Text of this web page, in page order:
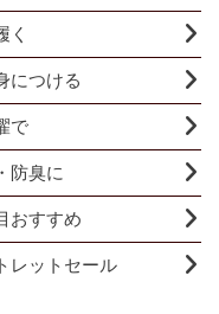
く
につける
で
防臭に
おすすめ
レットセール